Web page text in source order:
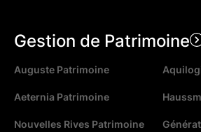
Gestion de Patrimoine
Auguste Patrimoine
Aeternia Patrimoine
Nouvelles Rives Patrimoine